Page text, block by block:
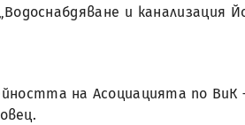
и канализация
на Асоциацията по ВиК